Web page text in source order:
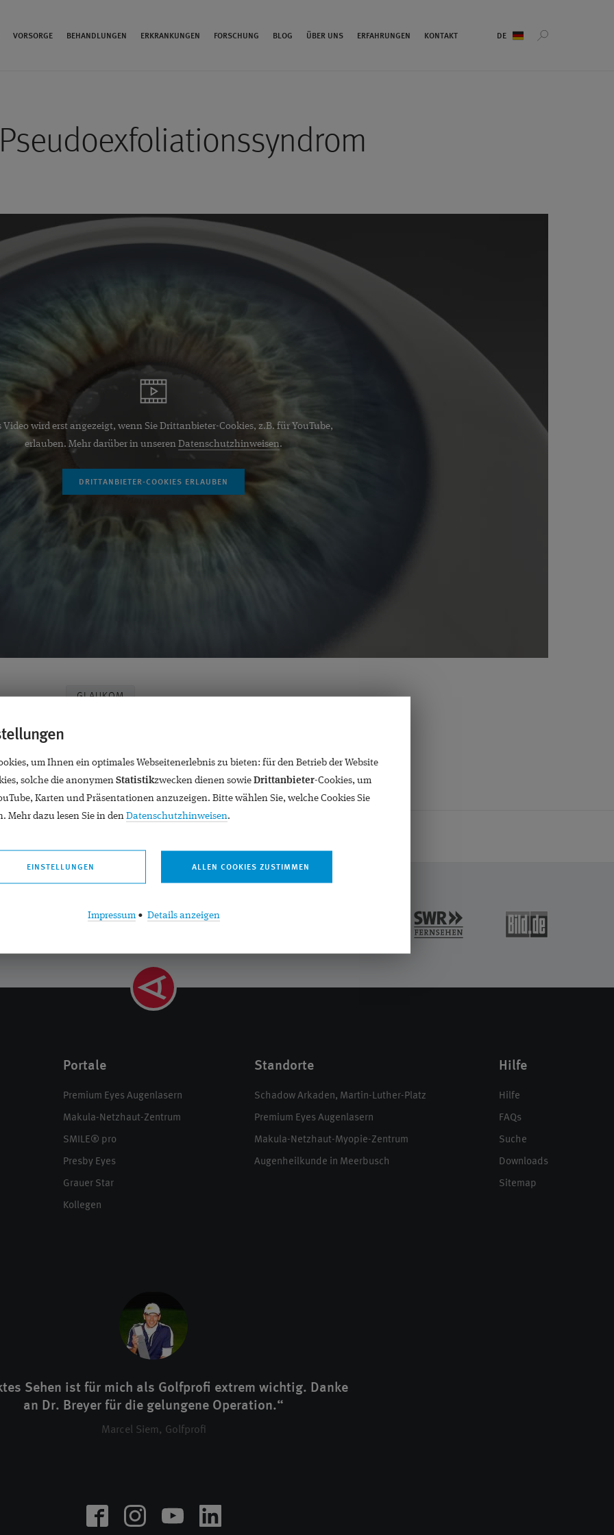
VORSORGE BEHANDLUNGEN ERKRANKUNGEN FORSCHUNG BLOG ÜBER UNS ERFAHRUNGEN KONTAKT
Video wird erst angezeigt, wenn Sie Drittanbieter-Cookies, z.B. für YouTube,
erlauben. Mehr darüber in unseren Datenschutzhinweisen.
GLAUKOM
Portale
Premium Eyes Augenlasern
Makula-Netzhaut-Zentrum
SMILE® pro
Presby Eyes
Grauer Star
Kollegen
Standorte
Schadow Arkaden, Martin-Luther-Platz
Premium Eyes Augenlasern
Makula-Netzhaut-Myopie-Zentrum
Augenheilkunde in Meerbusch
Hilfe
Hilfe
FAQs
Suche
Downloads
Sitemap
Sehen ist für mich als Golfprofi extrem wichtig. Danke
an Dr. Breyer für die gelungene Operation.“
Marcel Siem, Golfprofi
um Ihnen ein optimales Webseitenerlebnis zu bieten: für den Betrieb der Website
solche die anonymen Statistikzwecken dienen sowie Drittanbieter-Cookies, um
Karten und Präsentationen anzuzeigen. Bitte wählen Sie, welche Cookies Sie
Mehr dazu lesen Sie in den Datenschutzhinweisen.
EINSTELLUNGEN
Impressum• Details anzeigen